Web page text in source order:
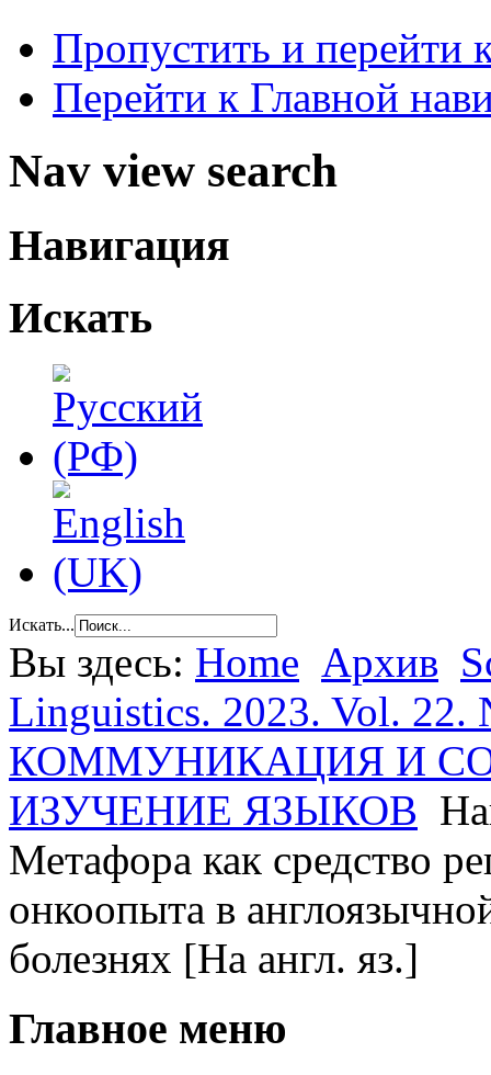
Пропустить и перейти
Перейти к Главной
Nav view search
Навигация
Искать
Искать...
Вы здесь: Home Архив
Linguistics. 2023. Vol. 22.
КОММУНИКАЦИЯ И
ИЗУЧЕНИЕ ЯЗЫКОВ
Метафора как средство
онкоопыта в
болезнях [На англ. яз.]
Главное меню